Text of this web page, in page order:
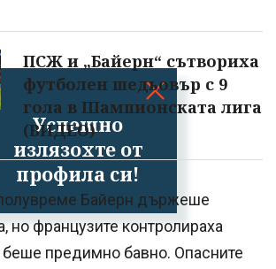
Успешно
излязохте от
профила си!
ПСЖ и „Байерн“ сътвориха
футболен шедьовър с 9
гола в Шампионската лига
(ВИДЕО)
Байерн държеше
но французите контролираха
беше предимно бавно. Опасните